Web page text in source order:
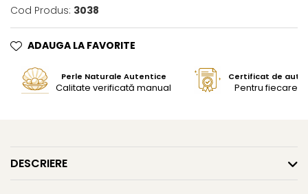
Cod Produs: 3038
ADAUGA LA FAVORITE
Perle Naturale Autentice
Calitate verificată manual
Certificat de
Pentru fiecare
DESCRIERE